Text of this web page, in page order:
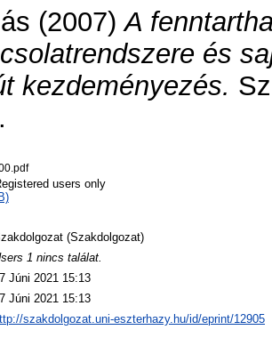
(2007)A
és
kezdeményezés.
users only
(Szakdolgozat)
1 nincs találat.
Júni 2021 15:13
Júni 2021 15:13
szakdolgozat.uni-eszterhazy.hu/id/eprint/12905